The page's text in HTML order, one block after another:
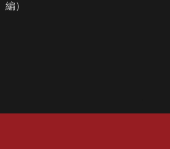
編）